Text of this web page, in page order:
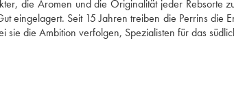
die Aromen und die Originalität jeder Rebsorte
eingelagert. Seit 15 Jahren treiben die Perrins die
die Ambition verfolgen, Spezialisten für das